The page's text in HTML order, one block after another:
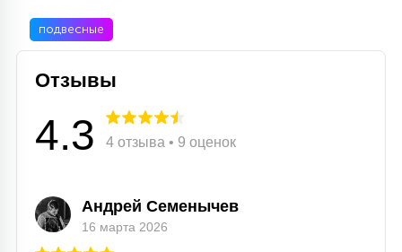
подвесные
Отзывы
4.3 4 отзыва • 9 оценок
Андрей Семенычев
16 марта 2026